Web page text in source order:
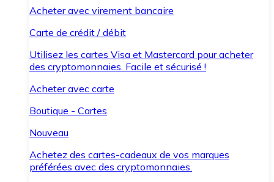
Acheter avec virement bancaire
Carte de crédit / débit
Utilisez les cartes Visa et Mastercard pour acheter
des cryptomonnaies. Facile et sécurisé !
Acheter avec carte
Boutique - Cartes
Nouveau
Achetez des cartes-cadeaux de vos marques
préférées avec des cryptomonnaies.